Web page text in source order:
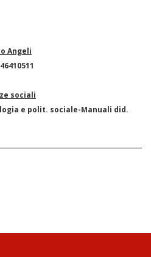
Angeli
sociali
e polit. sociale-Manuali did.